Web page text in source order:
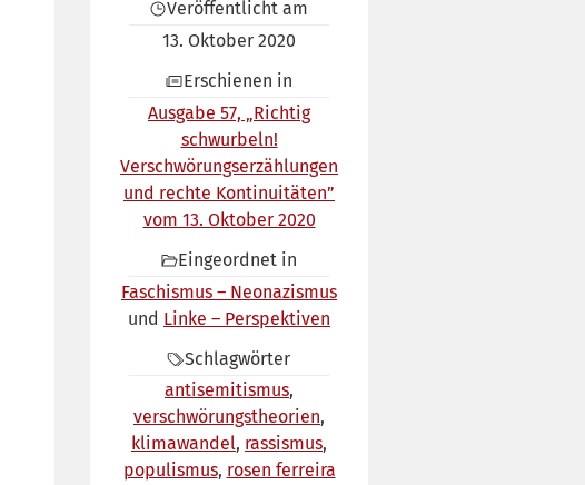
Veröffentlicht am
13. Oktober 2020
Erschienen in
Ausgabe 57, „Richtig
schwurbeln!
Verschwörungserzählungen
und rechte Kontinuitäten”
vom 13. Oktober 2020
Eingeordnet in
Faschismus – Neonazismus
Linke – Perspektiven
Schlagwörter
antisemitismus
verschwörungstheorien
klimawandel rassismus
populismus rosen ferreira